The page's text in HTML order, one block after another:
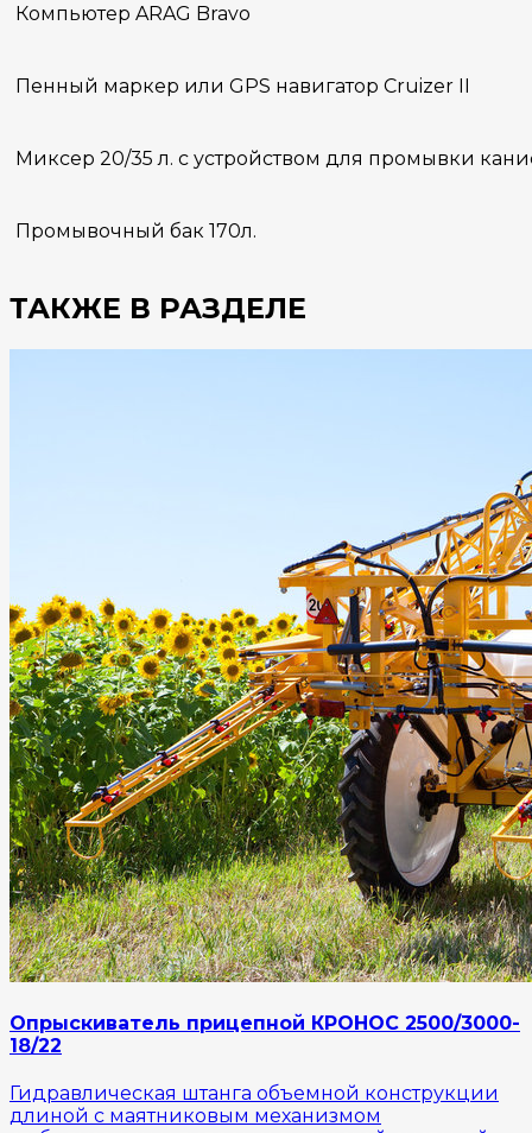
Компьютер ARAG Bravo
Пенный маркер или GPS навигатор Cruizer II
Миксер 20/35 л. с устройством для промывки
Промывочный бак 170л.
ТАКЖЕ В РАЗДЕЛЕ
Опрыскиватель прицепной КРОНОС 2500/3000-
18/22
Гидравлическая штанга объемной конструкции
длиной с маятниковым механизмом